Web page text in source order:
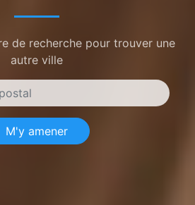
de recherche pour trouver une
autre ville
M'y amener